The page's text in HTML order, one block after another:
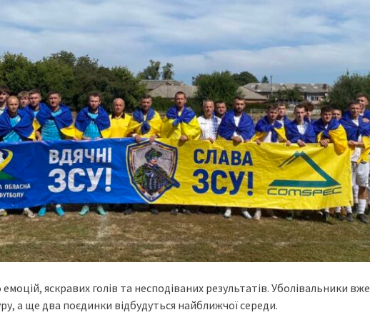
яскравих голів та несподіваних результатів. Уболівальники вже
а ще два поєдинки відбудуться найближчої середи.